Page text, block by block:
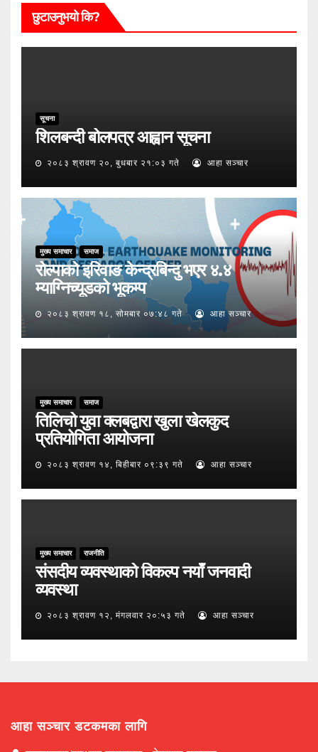
छुटाउनुभयो कि?
सूचना
शिलबन्दी बोलपत्र आह्वान सूचना
२०८३ श्रावण २०, बुधबार २१:०३ गते आहा सञ्चार
मुख्य समाचार समाज
रोल्पाको इरिवाङ केन्द्रबिन्दु भएर ४.४
म्याग्निच्यूडको भूकम्प
२०८३ श्रावण १८, सोमबार ०७:४८ गते आहा सञ्चार
मुख्य समाचार समाज
तिलिचो युवा क्लबद्वारा खुला खेलकुद
प्रतियोगिता आयोजना
२०८३ श्रावण १४, बिहीबार ०९:३९ गते आहा सञ्चार
मुख्य समाचार राजनीति
संसदीय व्यवस्थाको विकल्प नयाँ जनवादी
व्यवस्था
२०८३ श्रावण १२, मंगलवार २०:५३ गते आहा सञ्चार
आहा सञ्चार डटकमका लागि